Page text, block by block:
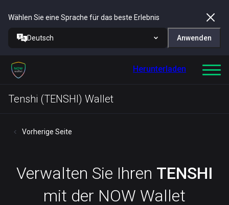
Wählen Sie eine Sprache für das beste Erlebnis
Deutsch Anwenden
Herunterladen
Tenshi (TENSHI) Wallet
Vorherige Seite
Verwalten Sie Ihren TENSHI
mit der NOW Wallet